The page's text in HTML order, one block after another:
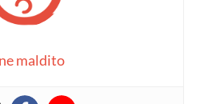
maldito